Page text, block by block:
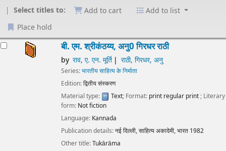
Select titles to:
Add to cart
Add to list
Place hold
बी. एम. श्रीकंठय्य, अनु0 गिरधर राठी
by राव, ए. एन. मूर्ति राठी, गिरधर, अनु
Series:भारतीय साहित्य के निर्माता
Edition:द्वितीय संस्करण
Material type:
Text; Format: print regular print; Literary
form: Not fiction
Language: Kannada
Publication details:नई दिल्ली,साहित्य अकादेमी, भारत 1982
Other title:Tukārāma